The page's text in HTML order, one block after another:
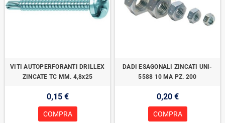
VITI AUTOPERFORANTI DRILLEX
ZINCATE TC MM. 4,8x25
0,15 €
COMPRA
DADI ESAGONALI ZINCATI UNI-
5588 10 MA PZ. 200
0,20 €
COMPRA